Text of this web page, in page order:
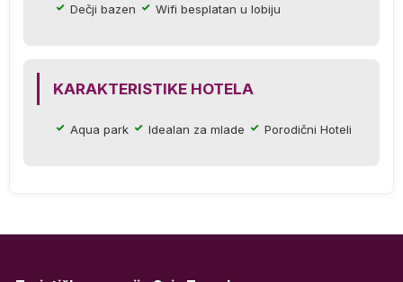
Dečji bazen
Wifi besplatan u lobiju
KARAKTERISTIKE HOTELA
Aqua park Idealan za mlade Porodični Hoteli